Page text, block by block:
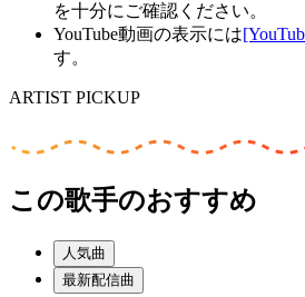
を十分にご確認ください。
YouTube動画の表示には
す。
ARTIST PICKUP
この歌手のおすすめ
人気曲
最新配信曲